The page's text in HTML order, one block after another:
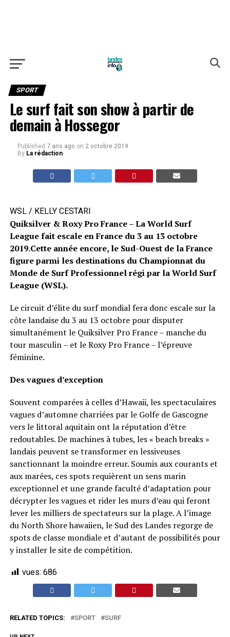
SPORT
Le surf fait son show à partir de
demain à Hossegor
Published 7 ans ago on 2 octobre 2019
By La rédaction
WSL / KELLY CESTARI
Quiksilver & Roxy Pro France – La World Surf
League fait escale en France du 3 au 13 octobre
2019.Cette année encore, le Sud-Ouest de la France
figure parmi les destinations du Championnat du
Monde de Surf Professionnel régi par la World Surf
League (WSL).
Le circuit d’élite du surf mondial fera donc escale sur la
côte landaise du 3 au 13 octobre pour disputer
simultanément le Quiksilver Pro France – manche du
tour masculin – et le Roxy Pro France – l’épreuve
féminine.
Des vagues d’exception
Souvent comparées à celles d’Hawaii, les spectaculaires
vagues d’automne charriées par le Golfe de Gascogne
vers le littoral aquitain ont la réputation d’être
redoutables. De machines à tubes, les « beach breaks »
landais peuvent se transformer en lessiveuses
sanctionnant la moindre erreur. Soumis aux courants et
aux marées, ces spots requièrent un sens marin
exceptionnel et une grande faculté d’adaptation pour
décrypter les vagues et rider les murs d’eau qui feront
lever les milliers de spectateurs sur la plage. A l’image
du North Shore hawaiien, le Sud des Landes regorge de
spots de classe mondiale et d’autant de possibilités pour
y installer le site de compétition.
vues: 686
RELATED TOPICS: SPORT SURF